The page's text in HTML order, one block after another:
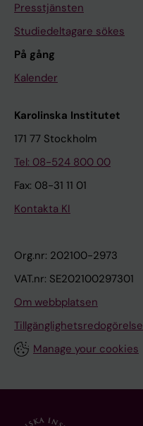
Presstjänsten
Studiedeltagare sökes
På gång
Kalender
Karolinska Institutet
171 77 Stockholm
Tel: 08-524 800 00
Fax: 08-31 11 01
Kontakta KI
Org.nr: 202100-2973
VAT.nr: SE202100297301
Om webbplatsen
Tillgänglighetsredogörelse
Manage your cookies